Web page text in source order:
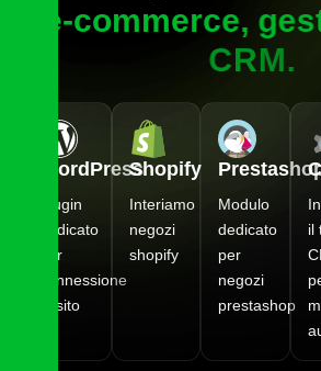
e-commerce, ges
CRM.
WordPress
Plugin
dedicato
per
connessione
al sito
Shopify
Interiamo
negozi
shopify
Modulo
dedicato
per
negozi
prestashop
il